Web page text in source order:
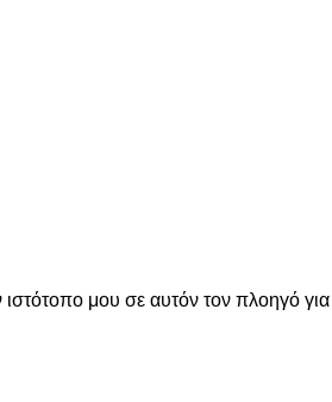
μου σε αυτόν τον πλοηγό